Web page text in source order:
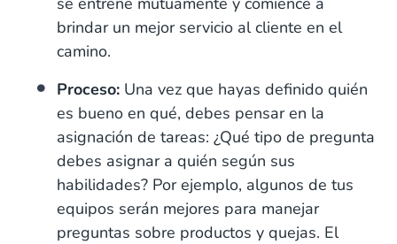
brindar un mejor servicio al cliente en el
camino.
Proceso: Una vez que hayas definido quién
es bueno en qué, debes pensar en la
asignación de tareas: ¿Qué tipo de pregunta
debes asignar a quién según sus
habilidades? Por ejemplo, algunos de tus
equipos serán mejores para manejar
preguntas sobre productos y quejas. El